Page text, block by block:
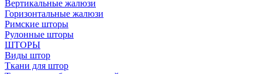
Вертикальные жалюзи
Горизонтальные жалюзи
Римские шторы
Рулонные шторы
ШТОРЫ
Виды штор
Ткани для штор